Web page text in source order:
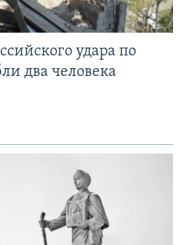
удара по
два человека